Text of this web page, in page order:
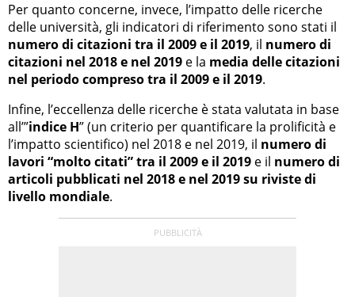
Per quanto concerne, invece, l’impatto delle ricerche
delle università, gli indicatori di riferimento sono stati il
numero di citazioni tra il 2009 e il 2019, il numero di
citazioni nel 2018 e nel 2019 e la media delle citazioni
nel periodo compreso tra il 2009 e il 2019.
Infine, l’eccellenza delle ricerche è stata valutata in base
all’”indice H” (un criterio per quantificare la prolificità e
l’impatto scientifico) nel 2018 e nel 2019, il numero di
lavori “molto citati” tra il 2009 e il 2019 e il numero di
articoli pubblicati nel 2018 e nel 2019 su riviste di
livello mondiale.